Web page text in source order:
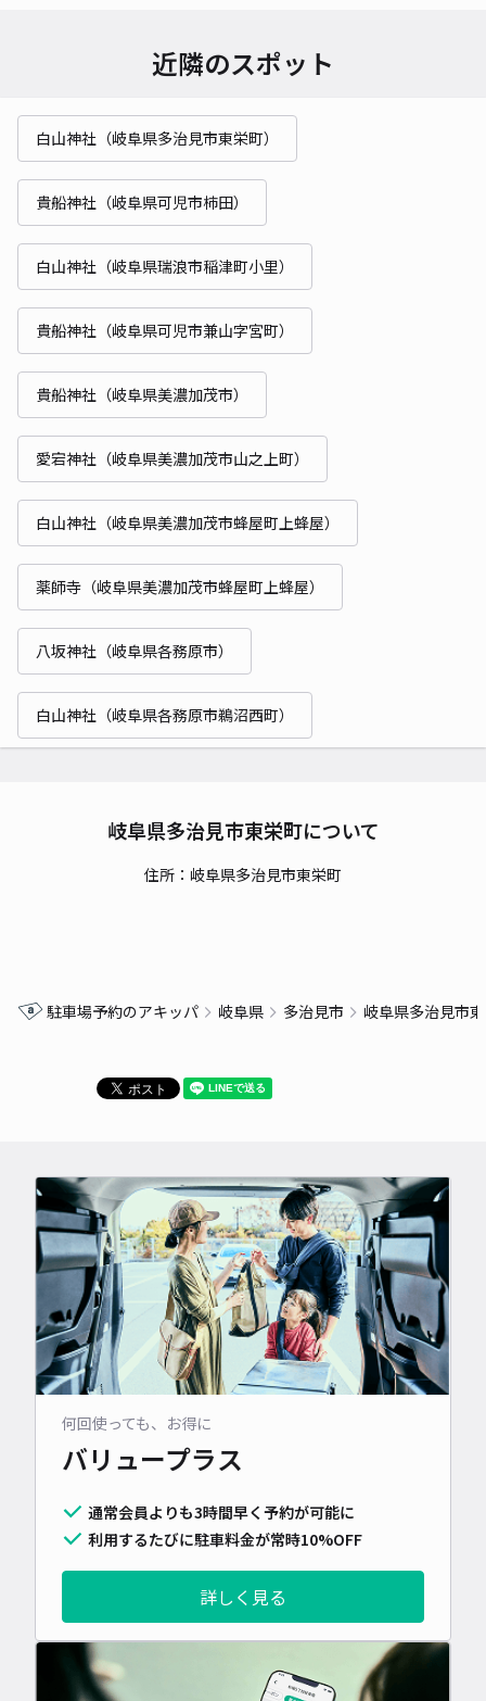
近隣のスポット
白山神社（岐阜県多治見市東栄町）
貴船神社（岐阜県可児市柿田）
白山神社（岐阜県瑞浪市稲津町小里）
貴船神社（岐阜県可児市兼山字宮町）
貴船神社（岐阜県美濃加茂市）
愛宕神社（岐阜県美濃加茂市山之上町）
白山神社（岐阜県美濃加茂市蜂屋町上蜂屋）
薬師寺（岐阜県美濃加茂市蜂屋町上蜂屋）
八坂神社（岐阜県各務原市）
白山神社（岐阜県各務原市鵜沼西町）
岐阜県多治見市東栄町について
住所：岐阜県多治見市東栄町
駐車場予約のアキッパ 岐阜県 多治見市 岐阜県多治見市
何回使っても、お得に
バリュープラス
通常会員よりも3時間早く予約が可能に
利用するたびに駐車料金が常時10%OFF
詳しく見る